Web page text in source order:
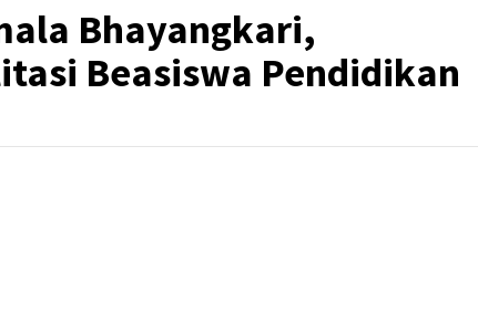
Bhayangkari,
Beasiswa Pendidikan